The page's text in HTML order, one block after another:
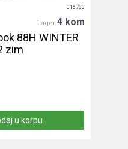
016783
Lager 4 kom
88H WINTER
zim
u korpu